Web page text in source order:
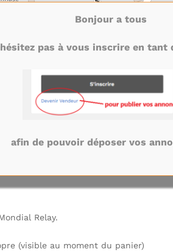
Relay.
(visible au moment du panier)
Bonjour a tous
pas à vous inscrire en tant
afin de pouvoir déposer vos